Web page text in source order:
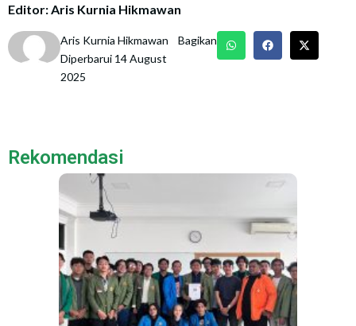
Editor: Aris Kurnia Hikmawan
Aris Kurnia Hikmawan
Diperbarui 14 August
2025
Bagikan
Rekomendasi